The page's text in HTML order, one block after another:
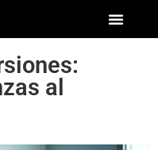
al